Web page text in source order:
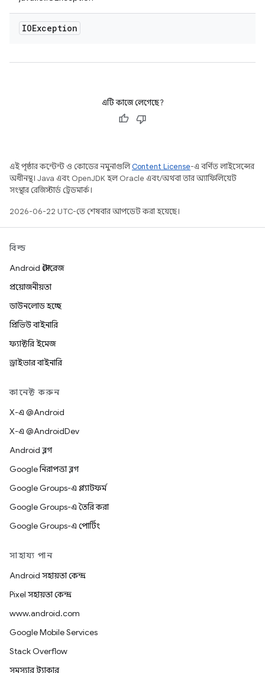
IOException
এটি কাজে লেগেছে?
এই পৃষ্ঠার কন্টেন্ট ও কোডের নমুনাগুলিContent License-এ বর্ণিত লাইসেন্সের
অধীনস্থ। Java এবং OpenJDK হল Oracle এবং/অথবা তার অ্যাফিলিয়েট
সংস্থার রেজিস্টার্ড ট্রেডমার্ক।
2026-06-22 UTC-তে শেষবার আপডেট করা হয়েছে।
বিল্ড
Android স্টোরেজ
প্রয়োজনীয়তা
ডাউনলোড হচ্ছে
প্রিভিউ বাইনারি
ফ্যাক্টরি ইমেজ
ড্রাইভার বাইনারি
কানেক্ট করুন
X-এ @Android
X-এ @AndroidDev
Android ব্লগ
Google নিরাপত্তা ব্লগ
Google Groups-এ প্ল্যাটফর্ম
Google Groups-এ তৈরি করা
Google Groups-এ পোর্টিং
সাহায্য পান
Android সহায়তা কেন্দ্র
Pixel সহায়তা কেন্দ্র
www.android.com
Google Mobile Services
Stack Overflow
সমস্যার ট্র্যাকার